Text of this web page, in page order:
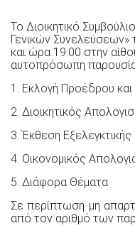
Το Διοικητικό
Γενικών Συνελεύσεων»
και ώρα 19:00 στην
αυτοπρόσωπη
1. Εκλογή Προέδρου και
2. Διοικητικός
3. Έκθεση
4. Οικονομικός
5. Διάφορα Θέματα
Σε περίπτωση μη
από τον αριθμό των